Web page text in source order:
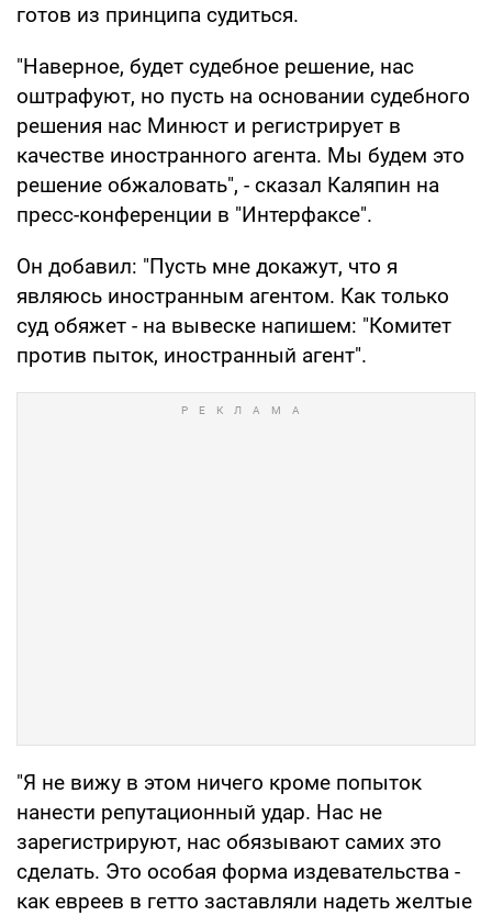
готов из принципа судиться.
"Наверное, будет судебное решение, нас
оштрафуют, но пусть на основании судебного
решения нас Минюст и регистрирует в
качестве иностранного агента. Мы будем это
решение обжаловать", - сказал Каляпин на
пресс-конференции в "Интерфаксе".
Он добавил: "Пусть мне докажут, что я
являюсь иностранным агентом. Как только
суд обяжет - на вывеске напишем: "Комитет
против пыток, иностранный агент".
"Я не вижу в этом ничего кроме попыток
нанести репутационный удар. Нас не
зарегистрируют, нас обязывают самих это
сделать. Это особая форма издевательства -
как евреев в гетто заставляли надеть желтые